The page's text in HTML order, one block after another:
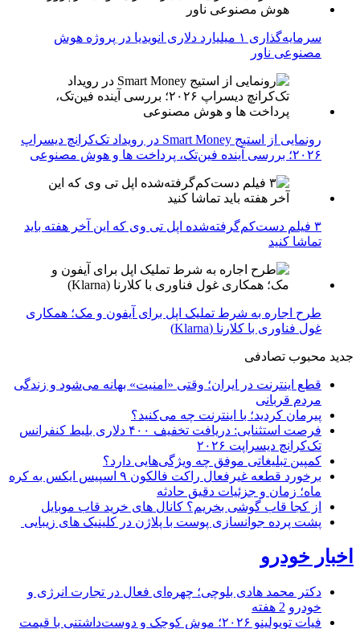
سرمایه‌گذاری ۱ میلیارد دلاری انویدیا در پروژه هوش
مصنوعی ناور
رونمایی از استیج Smart Money در رویداد تک‌کرانچ دیسراپ
۲۰۲۶؛ بررسی آینده فین‌تک، پرداخت‌ ها و هوش مصنوعی
۳ فیلم دست‌کم‌گرفته‌شده اپل تی وی که این آخر هفته باید
تماشا کنید
طرح اجاره به شرط تملیک اپل برای آیفون و مک؛ همکاری
غول فناوری با کلارنا (Klarna)
جدید محبوب تصادفی
قطع اینترنت در ایران؛ وقتی «امنیت» بهانه می‌شود و زندگی
مردم قربانی
پیرمان کردید؛ با اینترنت چه می‌کنید؟
فرصت استثنایی: دریافت تخفیف ۴۰۰ دلاری بلیط کنفرانس
تک‌کرانچ دیسراپت ۲۰۲۶
کمپین تبلیغاتی موفق چه ویژگی‌هایی دارد؟
برخورد قطعه غیرفعال راکت فالکون ۹ اسپیس ایکس به کره
ماه؛ زمان و جزئیات دقیق حادثه
از کجا قاب گوشی بخریم؟ کانال های خرید قاب موبایل
پشت پرده جوانسازی پوست با پلاژن در کلینیک های زیبایی
اخبار خودرو
دکتر محمد هادی بلوچی؛ چهره‌ای فعال در تجارت انرژی و
خودرو 2 هفته
فیات توپولینو ۲۰۲۶؛ موش کوچک و دوست‌داشتنی با قیمت